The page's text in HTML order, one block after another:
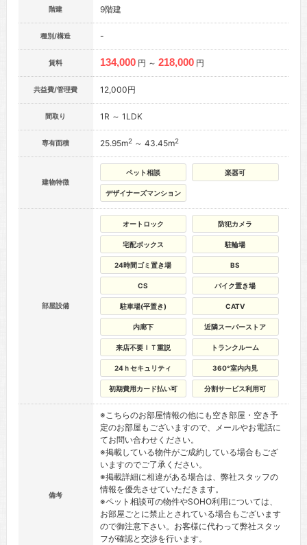
階建 9階建
種別/構造 -
賃料 134,000 円 ～ 218,000 円
共益費/管理費 12,000円
間取り 1R ～ 1LDK
専有面積 25.95m2～ 43.45m2
建物特徴
ペット相談 楽器可
デザイナーズマンション
部屋設備
オートロック 防犯カメラ
宅配ボックス 駐輪場
24時間ゴミ置き場 BS
CS バイク置き場
駐車場(平置き) CATV
内廊下 近隣スーパーストア
来店不要ＩＴ重説 トランクルーム
24ｈセキュリティ 360°室内内見
初期費用カード払い可 分割サービス利用可
備考
※こちらのお部屋情報の他にも空き部屋・空き予
定のお部屋もございますので、メールやお電話に
てお問い合わせください。
※掲載している物件がご成約している場合もござ
いますのでご了承ください。
※掲載詳細に相違がある場合は、弊社スタッフの
情報を優先させていただきます。
※ペット相談可の物件やSOHO利用については、
お部屋ごとに禁止とされている場合もございます
ので御注意下さい。お客様に代わって弊社スタッ
フが確認と交渉を行います。